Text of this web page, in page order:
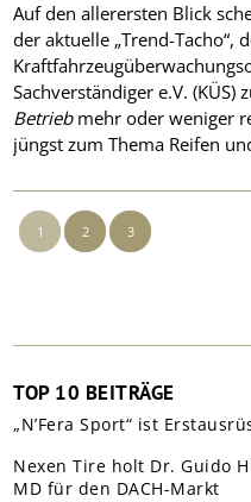
Auf den allerersten Blick
der aktuelle „Trend-Tacho“,
Sachverständiger e.V.
Betriebmehr oder weniger
jüngst zum Thema Reifen
1 2 3
TOP 10 BEITRÄGE
„N’Fera Sport“ ist
Nexen Tire holt Dr. Guido
MD für den DACH-Markt